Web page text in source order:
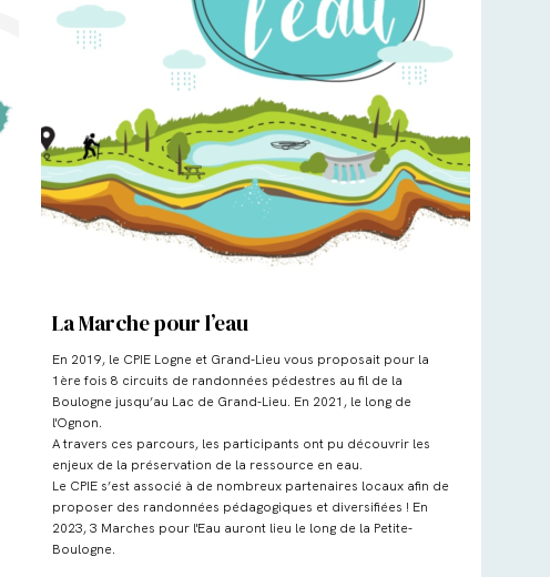
La Marche pour l’eau
En 2019, le CPIE Logne et Grand-Lieu vous proposait pour la
1ère fois 8 circuits de randonnées pédestres au fil de la
Boulogne jusqu’au Lac de Grand-Lieu. En 2021, le long de
l'Ognon.
A travers ces parcours, les participants ont pu découvrir les
enjeux de la préservation de la ressource en eau.
Le CPIE s’est associé à de nombreux partenaires locaux afin de
proposer des randonnées pédagogiques et diversifiées ! En
2023, 3 Marches pour l'Eau auront lieu le long de la Petite-
Boulogne.